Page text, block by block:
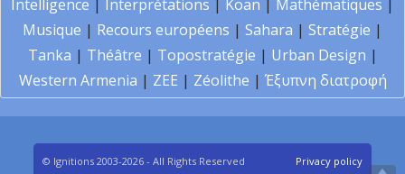
Intelligence | Interprétations | Koan | Mathématiques |
Musique | Recours européens | Sahara | Stratégie |
Tanka | Théâtre | Topostratégie | Urban Design |
Western Armenia | ZEE | Zéolithe | Έξυπνη διατροφή
© Ignitions 2003-2026 - All Rights Reserved Privacy policy